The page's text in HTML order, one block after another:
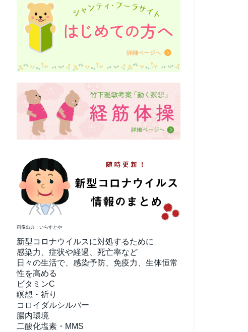
画像出典：いらすとや
新型コロナウイルスに対処するために
感染力、症状や経過、死亡率など
日々の生活で、感染予防、免疫力、生体恒常
性を高める
ビタミンC
瞑想・祈り
コロイダルシルバー
腸内環境
二酸化塩素・MMS